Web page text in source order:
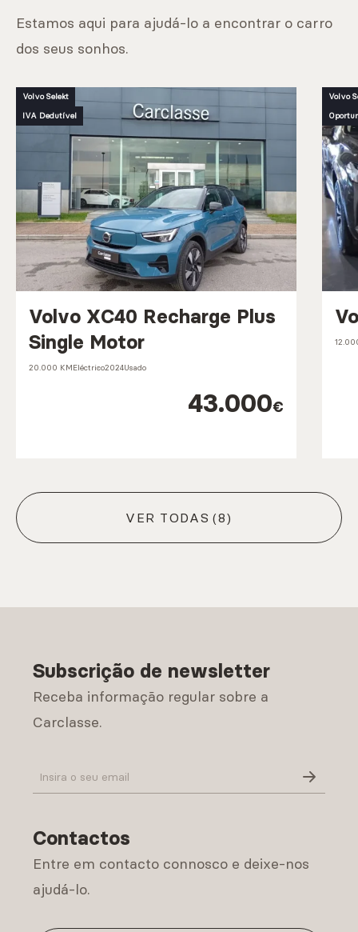
Estamos aqui para ajudá-lo a encontrar o carro
dos seus sonhos.
Volvo Selekt
IVA Dedutível
Volvo XC40 Recharge Plus
Single Motor
20.000 KMEléctrico2024Usado
43.000€
Volvo
VER TODAS (8)
Subscrição de newsletter
Receba informação regular sobre a
Carclasse.
Contactos
Entre em contacto connosco e deixe-nos
ajudá-lo.